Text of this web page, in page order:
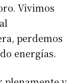
Vivimos
perdemos
energías.